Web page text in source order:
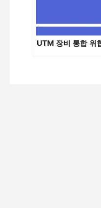
UTM 장비 통합 위